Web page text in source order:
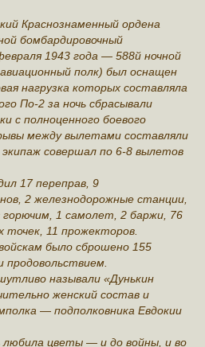
Краснознаменный ордена
бомбардировочный
1943 года — 588й ночной
полк) был оснащен
нагрузка которых составляла
По-2 за ночь сбрасывали
с полноценного боевого
между вылетами составляли
совершал по 6-8 вылетов
17 переправ, 9
2 железнодорожные станции,
горючим, 1 самолет, 2 баржи, 76
точек, 11 прожекторов.
было сброшено 155
продовольствием.
называли «Дунькин
женский состав и
— подполковника Евдокии
любила цветы — и до войны, и во